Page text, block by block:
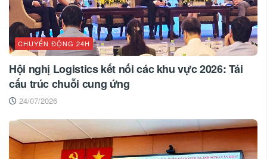
CHUYỂN ĐỘNG 24H
Hội nghị Logistics kết nối các khu vực 2026: Tái
cấu trúc chuỗi cung ứng
24/07/2026